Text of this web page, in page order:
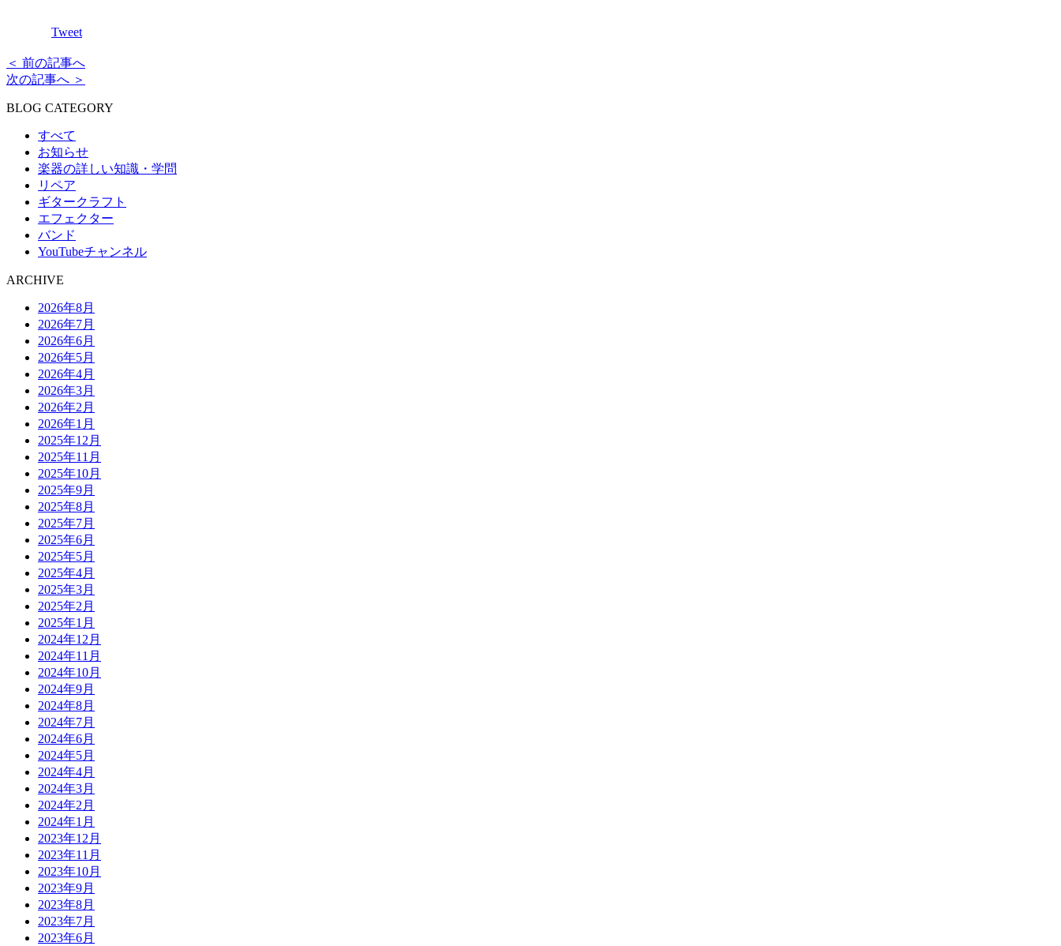
Tweet
＜ 前の記事へ
次の記事へ ＞
BLOG CATEGORY
すべて
お知らせ
楽器の詳しい知識・学問
リペア
ギタークラフト
エフェクター
バンド
YouTubeチャンネル
ARCHIVE
2026年8月
2026年7月
2026年6月
2026年5月
2026年4月
2026年3月
2026年2月
2026年1月
2025年12月
2025年11月
2025年10月
2025年9月
2025年8月
2025年7月
2025年6月
2025年5月
2025年4月
2025年3月
2025年2月
2025年1月
2024年12月
2024年11月
2024年10月
2024年9月
2024年8月
2024年7月
2024年6月
2024年5月
2024年4月
2024年3月
2024年2月
2024年1月
2023年12月
2023年11月
2023年10月
2023年9月
2023年8月
2023年7月
2023年6月